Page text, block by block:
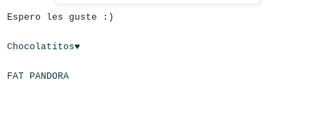
Espero les guste :)
Chocolatitos♥
FAT PANDORA